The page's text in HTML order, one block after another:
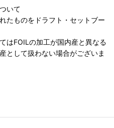
いて
たものをドラフト・セットブー
はFOILの加工が国内産と異なる
として扱わない場合がございま